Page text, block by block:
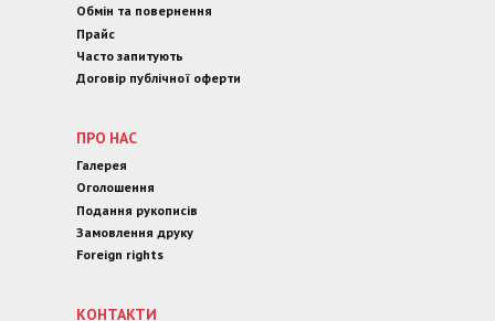
Обмін та повернення
Прайс
Часто запитують
Договір публічної оферти
ПРО НАС
Галерея
Оголошення
Подання рукописів
Замовлення друку
Foreign rights
КОНТАКТИ